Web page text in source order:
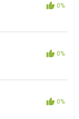
0%
0%
0%